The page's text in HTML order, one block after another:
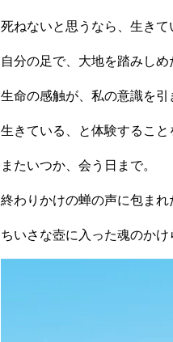
死ねないと思うなら、生きて
自分の足で、大地を踏みしめ
生命の感触が、私の意識を引
生きている、と体験すること
またいつか、会う日まで。
終わりかけの蝉の声に包まれ
ちいさな壺に入った魂のかけ